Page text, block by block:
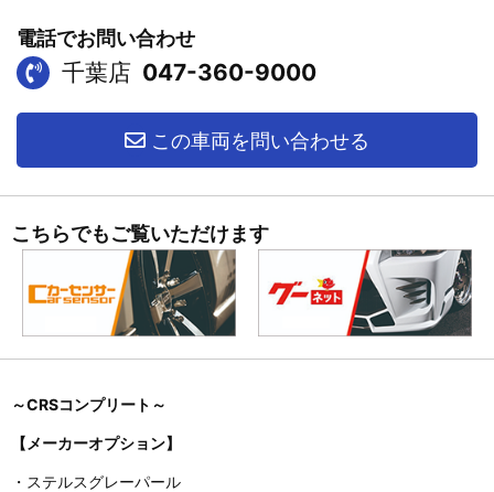
電話でお問い合わせ
千葉店 047-360-9000
この車両を問い合わせる
こちらでもご覧いただけます
～CRSコンプリート～
【メーカーオプション】
・ステルスグレーパール